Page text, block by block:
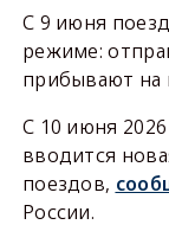
С 9 июня
режиме:
прибывают на
С 10 июня
вводится
поездов,
России.